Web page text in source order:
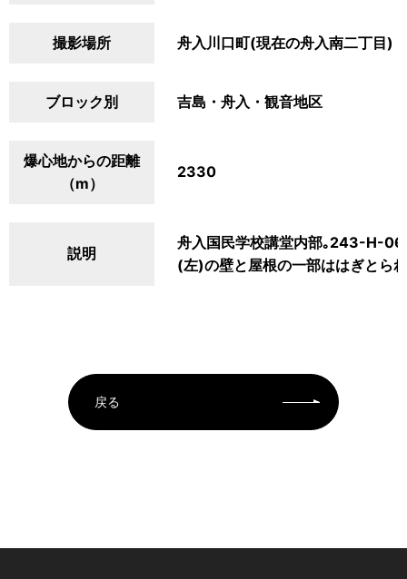
撮影場所 舟入川口町(現在の舟入南二丁目)
ブロック別 吉島・舟入・観音地区
爆心地からの距離
（m）
2330
説明
舟入国民学校講堂内部｡243-H-
(左)の壁と屋根の一部ははぎとら
戻る